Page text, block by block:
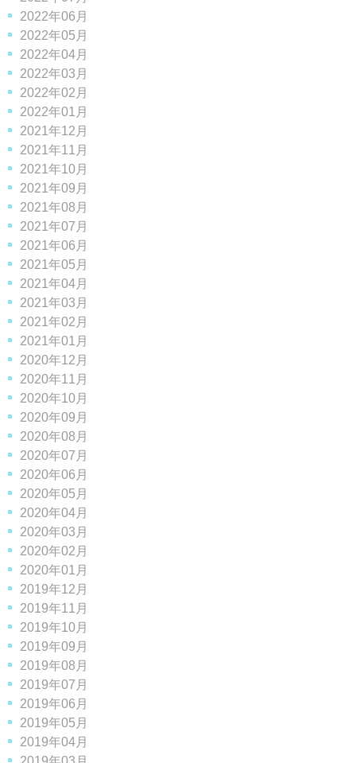
2022年06月
2022年05月
2022年04月
2022年03月
2022年02月
2022年01月
2021年12月
2021年11月
2021年10月
2021年09月
2021年08月
2021年07月
2021年06月
2021年05月
2021年04月
2021年03月
2021年02月
2021年01月
2020年12月
2020年11月
2020年10月
2020年09月
2020年08月
2020年07月
2020年06月
2020年05月
2020年04月
2020年03月
2020年02月
2020年01月
2019年12月
2019年11月
2019年10月
2019年09月
2019年08月
2019年07月
2019年06月
2019年05月
2019年04月